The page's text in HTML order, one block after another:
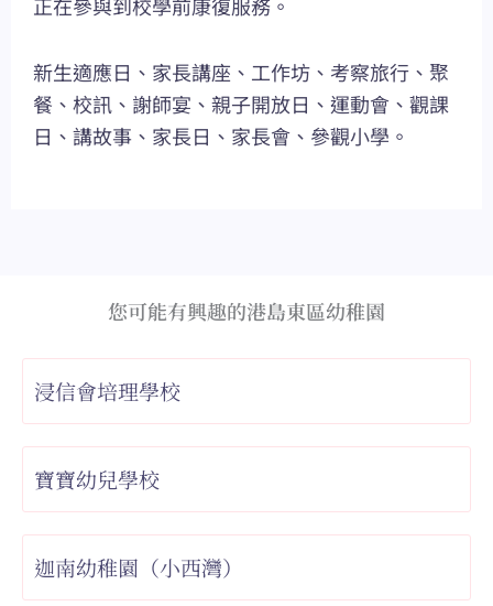
新生適應日、家長講座、工作坊、考察旅行、聚
餐、校訊、謝師宴、親子開放日、運動會、觀課
日、講故事、家長日、家長會、參觀小學。
您可能有興趣的港島東區幼稚園
浸信會培理學校
寶寶幼兒學校
迦南幼稚園（小西灣）